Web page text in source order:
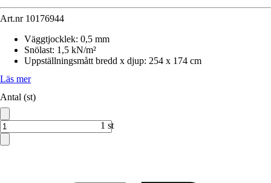
Art.nr 10176944
Väggtjocklek: 0,5 mm
Snölast: 1,5 kN/m²
Uppställningsmått bredd x djup: 254 x 174 cm
Läs mer
Antal (st)
1 st